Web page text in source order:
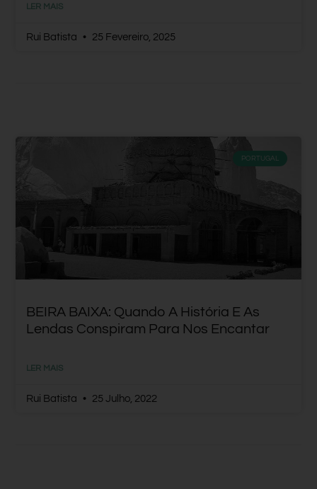
LER MAIS
Rui Batista 25 Fevereiro, 2025
PORTUGAL
BEIRA BAIXA: Quando A História E As
Lendas Conspiram Para Nos Encantar
LER MAIS
Rui Batista 25 Julho, 2022